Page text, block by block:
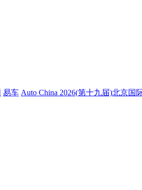
易车 Auto China 2026(第十九届)北京国